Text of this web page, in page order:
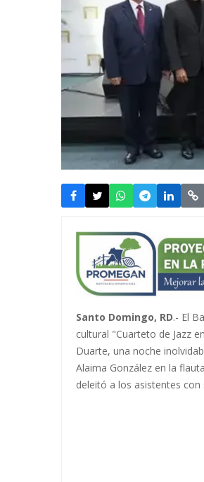
Santo Domingo, RD.- El
cultural "Cuarteto de Jazz
Duarte, una noche
Alaima González en la
deleitó a los asistentes con